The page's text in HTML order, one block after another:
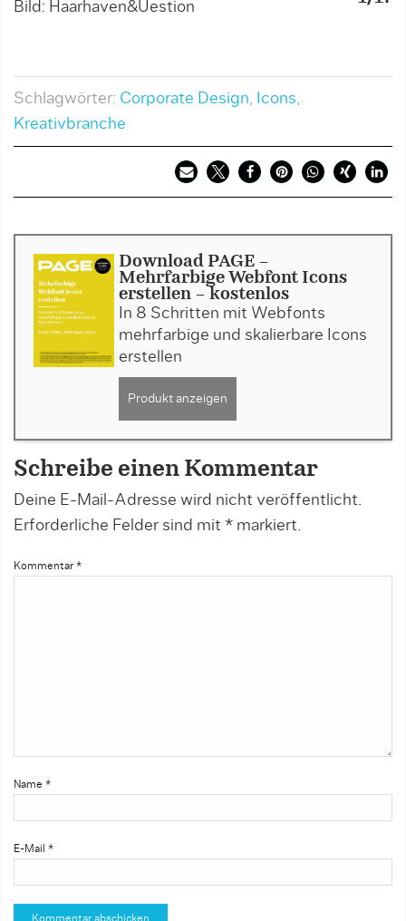
Bild: Haarhaven&Uestion
Schlagwörter: Corporate Design Icons
Kreativbranche
Download PAGE -
Mehrfarbige Webfont Icons
erstellen - kostenlos
In 8 Schritten mit Webfonts
mehrfarbige und skalierbare Icons
erstellen
Produkt anzeigen
Schreibe einen Kommentar
Deine E-Mail-Adresse wird nicht veröffentlicht.
Erforderliche Felder sind mit * markiert.
Kommentar *
Name *
E-Mail *